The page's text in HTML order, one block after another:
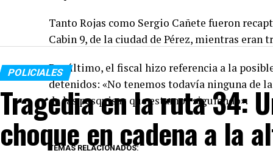
Tanto Rojas como Sergio Cañete fueron
Cabin 9, de la ciudad de Pérez, mientras eran
Por último, el fiscal hizo referencia a la
detenidos: «No tenemos todavía ninguna de
de las pesquisas que estamos siguiendo».
TEMAS RELACIONADOS:
POLICIALES
Tragedia en la ruta 34:
choque en cadena a la